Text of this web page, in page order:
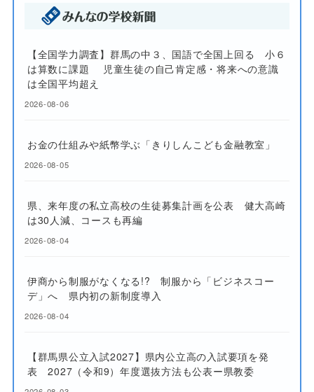
【全国学力調査】群馬の中３、国語で全国上回る 小６
は算数に課題 児童生徒の自己肯定感・将来への意識
は全国平均超え
2026-08-06
お金の仕組みや紙幣学ぶ「きりしんこども金融教室」
2026-08-05
県、来年度の私立高校の生徒募集計画を公表 健大高崎
は30人減、コースも再編
2026-08-04
伊商から制服がなくなる!? 制服から「ビジネスコー
デ」へ 県内初の新制度導入
2026-08-04
【群馬県公立入試2027】県内公立高の入試要項を発
表 2027（令和9）年度選抜方法も公表ー県教委